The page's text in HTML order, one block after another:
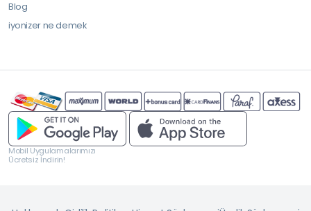
Blog
iyonizer ne demek
Mobil Uygulamalarımızı
Ücretsiz İndirin!